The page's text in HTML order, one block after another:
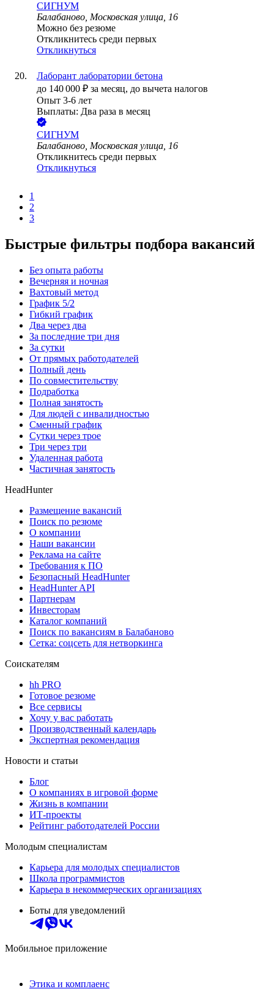
СИГНУМ
Балабаново, Московская улица, 16
Можно без резюме
Откликнитесь среди первых
Откликнуться
Лаборант лаборатории бетона
до 140 000 ₽ за месяц, до вычета налогов
Опыт 3-6 лет
Выплаты: Два раза в месяц
СИГНУМ
Балабаново, Московская улица, 16
Откликнитесь среди первых
Откликнуться
1
2
3
Быстрые фильтры подбора вакансий
Без опыта работы
Вечерняя и ночная
Вахтовый метод
График 5/2
Гибкий график
Два через два
За последние три дня
За сутки
От прямых работодателей
Полный день
По совместительству
Подработка
Полная занятость
Для людей с инвалидностью
Сменный график
Сутки через трое
Три через три
Удаленная работа
Частичная занятость
HeadHunter
Размещение вакансий
Поиск по резюме
О компании
Наши вакансии
Реклама на сайте
Требования к ПО
Безопасный HeadHunter
HeadHunter API
Партнерам
Инвесторам
Каталог компаний
Поиск по вакансиям в Балабаново
Сетка: соцсеть для нетворкинга
Соискателям
hh PRO
Готовое резюме
Все сервисы
Хочу у вас работать
Производственный календарь
Экспертная рекомендация
Новости и статьи
Блог
О компаниях в игровой форме
Жизнь в компании
ИТ-проекты
Рейтинг работодателей России
Молодым специалистам
Карьера для молодых специалистов
Школа программистов
Карьера в некоммерческих организациях
Боты для уведомлений
Мобильное приложение
Этика и комплаенс